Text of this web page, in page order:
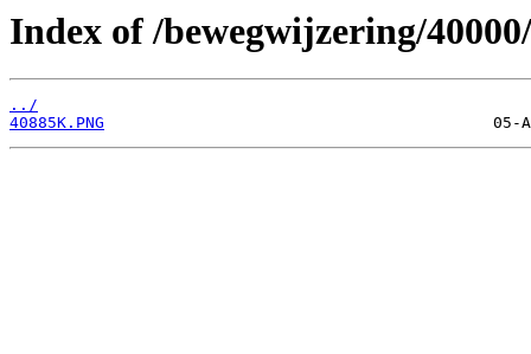
Index of /bewegwijzering/
../
40885K.PNG